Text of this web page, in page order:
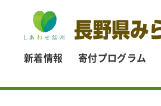
新着情報 寄付プログラム